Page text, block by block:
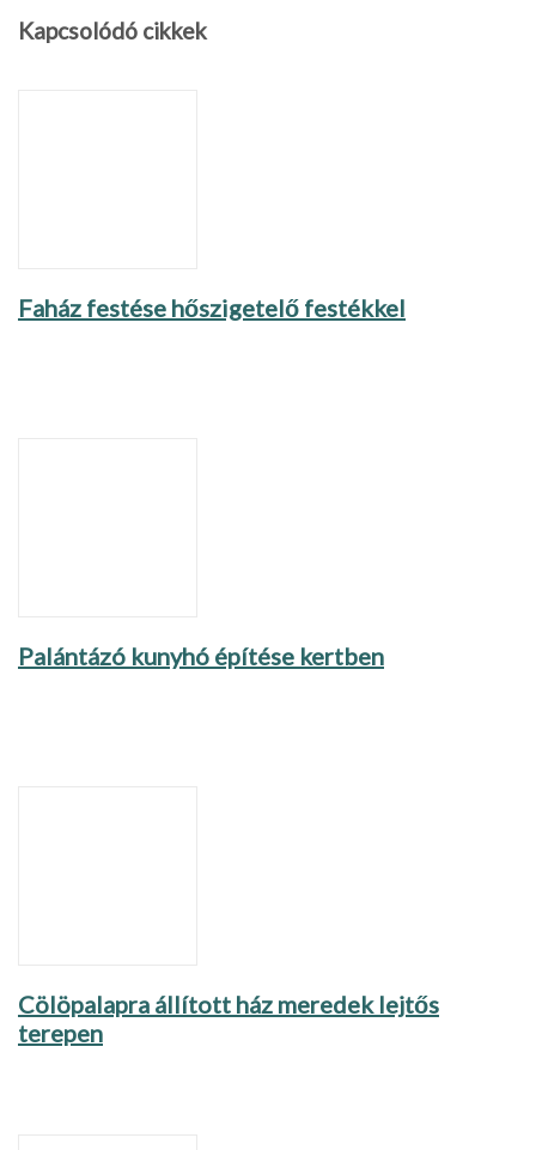
Kapcsolódó cikkek
Faház festése hőszigetelő festékkel
Palántázó kunyhó építése kertben
Cölöpalapra állított ház meredek lejtős
terepen